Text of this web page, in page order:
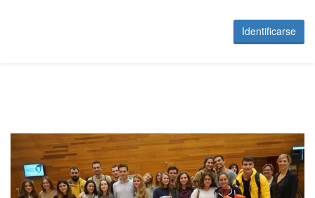
Identificarse